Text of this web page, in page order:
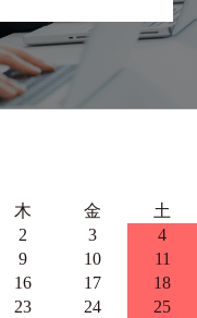
木 金
土
2 3
4
9 10
11
16 17
18
23 24
25